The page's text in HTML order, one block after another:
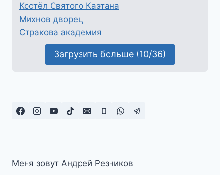
Костёл Святого Каэтана
Михнов дворец
Стракова академия
Загрузить больше (10/36)
Меня зовут Андрей Резников